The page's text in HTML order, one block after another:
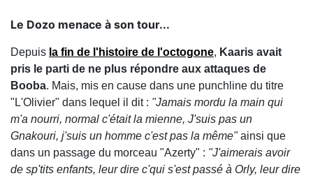
Le Dozo menace à son tour...
Depuis la fin de l'histoire de l'octogone, Kaaris avait
pris le parti de ne plus répondre aux attaques de
Booba. Mais, mis en cause dans une punchline du titre
"L'Olivier" dans lequel il dit : "Jamais mordu la main qui
m'a nourri, normal c'était la mienne, J'suis pas un
Gnakouri, j'suis un homme c'est pas la même"ainsi que
dans un passage du morceau "Azerty" : "J'aimerais avoir
de sp'tits enfants, leur dire c'qui s'est passé à Orly, leur dire